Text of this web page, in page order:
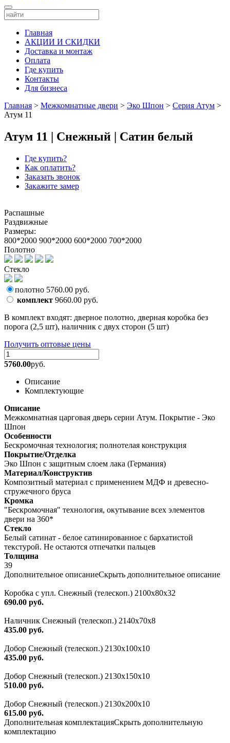
Главная
АКЦИИ И СКИДКИ
Доставка и монтаж
Оплата
Где купить
Контакты
Для бизнеса
Главная > Межкомнатные двери > Эко Шпон > Серия Атум >
Атум 11
Атум 11 | Снежный | Сатин белый
Где купить?
Как оплатить?
Заказать звонок
Закажите замер
Распашные
Раздвижные
Размеры:
800*2000 900*2000 600*2000 700*2000
Полотно
Стекло
полотно 5760.00 руб.
комплект 9660.00 руб.
В комплект входят: дверное полотно, дверная коробка без
порога (2,5 шт), наличник с двух сторон (5 шт)
Получить оптовые цены
5760.00руб.
Описание
Комплектующие
Описание
Межкомнатная царговая дверь серии Атум. Покрытие - Эко
Шпон
Особенности
Бескромочная технология; полнотелая конструкция
Покрытие/Отделка
Эко Шпон с защитным слоем лака (Германия)
Материал/Конструктив
Композитный материал с применением МДФ и древесно-
стружечного бруса
Кромка
"Бескромочная" технология, окутывание всех элементов
двери на 360*
Стекло
Белый сатинат - белое сатинированное с бархатистой
текстурой. Не остаются отпечатки пальцев
Толщина
39
Дополнительное описаниеСкрыть дополнительное описание
Коробка с упл. Снежный (телескоп.) 2100х80х32
690.00 руб.
Наличник Снежный (телескоп.) 2140x70x8
435.00 руб.
Добор Снежный (телескоп.) 2130х100х10
435.00 руб.
Добор Снежный (телескоп.) 2130х150х10
510.00 руб.
Добор Снежный (телескоп.) 2130х200х10
615.00 руб.
Дополнительная комплектацияСкрыть дополнительную
комплектацию